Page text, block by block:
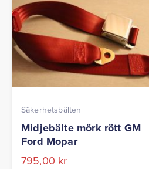
Säkerhetsbälten
Midjebälte mörk rött GM
Ford Mopar
795,00 kr